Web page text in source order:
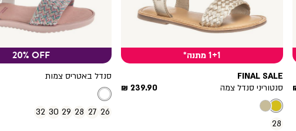
1+1 מתנה*
FINAL SALE
סנטוריני סנדל צמה
מחיר
239.90 ₪
28
20% OFF
סנדל באטריס צמות
26
27
28
29
30
32